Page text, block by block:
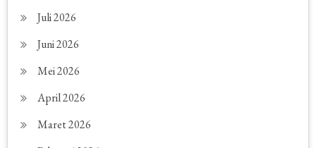
Juli 2026
Juni 2026
Mei 2026
April 2026
Maret 2026